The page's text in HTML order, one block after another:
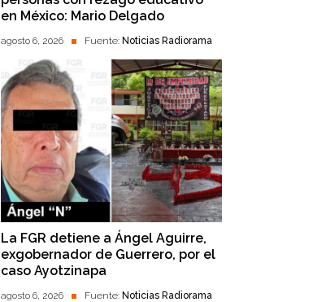
en México: Mario Delgado
agosto 6, 2026 Fuente: Noticias Radiorama
La FGR detiene a Ángel Aguirre,
exgobernador de Guerrero, por el
caso Ayotzinapa
agosto 6, 2026 Fuente: Noticias Radiorama